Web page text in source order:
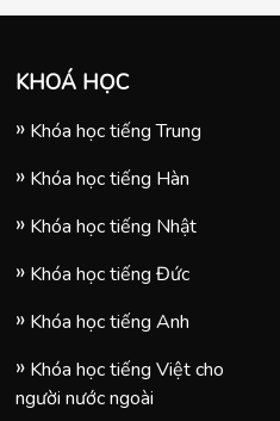
Sinh tại Đức có gì và
quà gì cho nhau. Cùng
Tomato khám phá tất tần
tật trong bài viết này
KHOÁ HỌC
Khóa học tiếng Trung
Khóa học tiếng Hàn
Khóa học tiếng Nhật
Khóa học tiếng Đức
Khóa học tiếng Anh
Khóa học tiếng Việt cho
người nước ngoài